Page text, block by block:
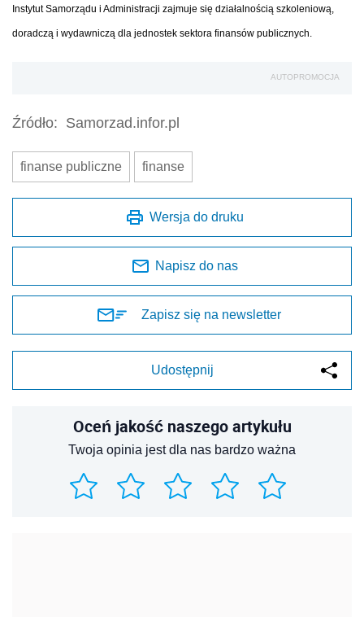
Instytut Samorządu i Administracji zajmuje się działalnością szkoleniową,
doradczą i wydawniczą dla jednostek sektora finansów publicznych.
AUTOPROMOCJA
Źródło: Samorzad.infor.pl
finanse publiczne finanse
Wersja do druku
Napisz do nas
Zapisz się na newsletter
Udostępnij
Oceń jakość naszego artykułu
Twoja opinia jest dla nas bardzo ważna